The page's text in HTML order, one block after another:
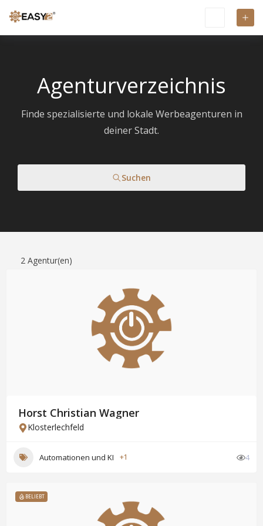
Agenturverzeichnis
Finde spezialisierte und lokale Werbeagenturen in
deiner Stadt.
Suchen
2 Agentur(en)
Horst Christian Wagner
Klosterlechfeld
Automationen und KI +1 4
BELIEBT